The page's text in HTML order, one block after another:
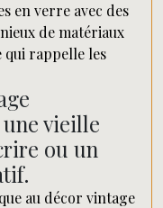
en verre avec des
de matériaux
qui rappelle les
vieille
ou un
au décor vintage